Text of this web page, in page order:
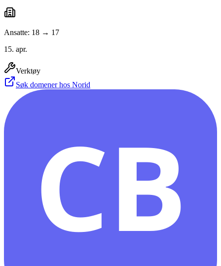
Ansatte: 18 → 17
15. apr.
Verktøy
Søk domener hos Norid
CB